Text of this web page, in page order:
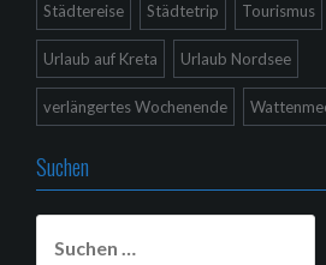
Städtereise Städtetrip Tourismus
Urlaub auf Kreta Urlaub Nordsee
verlängertes Wochenende
Suchen
nach: